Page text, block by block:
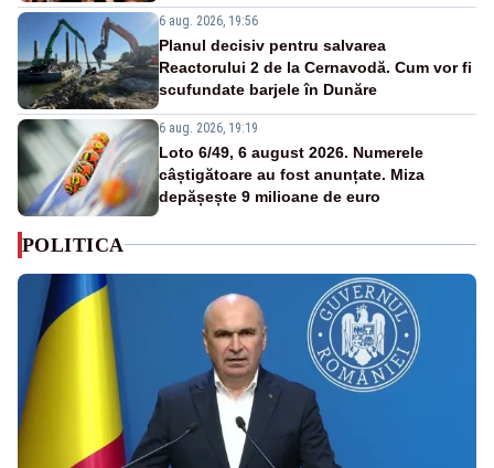
6 aug. 2026, 19:56
Planul decisiv pentru salvarea
Reactorului 2 de la Cernavodă. Cum vor fi
scufundate barjele în Dunăre
6 aug. 2026, 19:19
Loto 6/49, 6 august 2026. Numerele
câștigătoare au fost anunțate. Miza
depășește 9 milioane de euro
POLITICA